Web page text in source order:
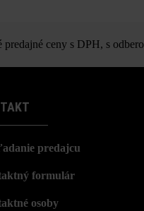
predajné ceny s DPH, s
predajcu
formulár
osoby